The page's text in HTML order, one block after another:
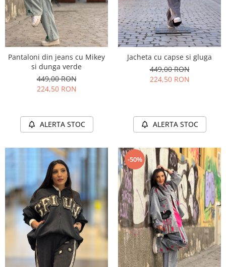
Pantaloni din jeans cu Mikey
si dunga verde
449,00 RON
224,50 RON
ALERTA STOC
Jacheta cu capse si gluga
449,00 RON
224,50 RON
ALERTA STOC
-50%